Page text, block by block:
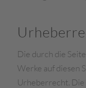
Die durch die
Werke auf diesen
Urheberrecht. Die